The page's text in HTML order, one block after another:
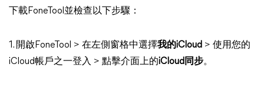
下載FoneTool並檢查以下步驟：
1. 開啟FoneTool > 在左側窗格中選擇我的iCloud > 使用您的
iCloud帳戶之一登入 > 點擊介面上的iCloud同步。